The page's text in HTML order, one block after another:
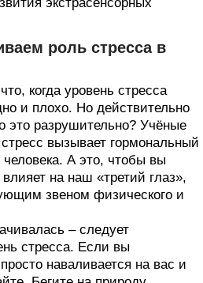
роль стресса в
когда уровень стресса
и плохо. Но действительно
это разрушительно? Учёные
вызывает гормональный
А это, чтобы вы
на наш «третий глаз»,
звеном физического и
– следует
стресса. Если вы
наваливается на вас и